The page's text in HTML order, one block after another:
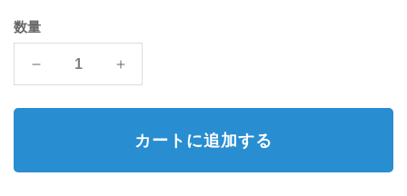
常
価
格
数量
CMYK
CMYK
ド・
カートに追加する